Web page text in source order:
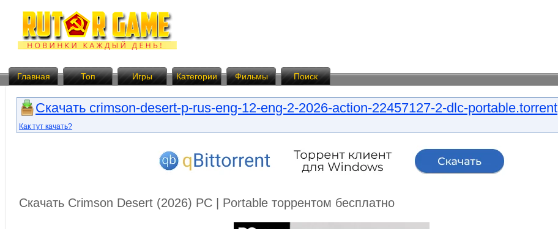
Главная Топ Игры Категории Фильмы Поиск
Скачать crimson-desert-p-rus-eng-12-eng-2-2026-action-22457127-2-dlc-portable.torrent
Как тут качать?
Скачать Crimson Desert (2026) PC | Portable торрентом бесплатно